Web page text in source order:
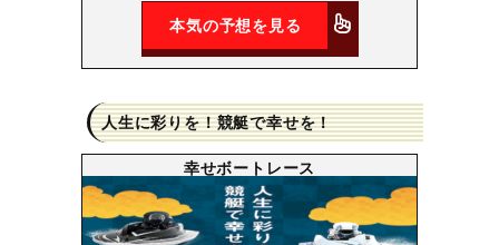
本気の予想を見る
人生に彩りを！競艇で幸せを！
幸せボートレース